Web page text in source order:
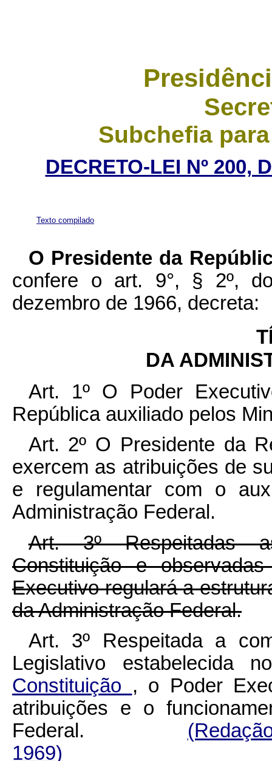
Subchefia
DECRETO-LEI Nº 200,
Texto compilado
O Presidente da
confere o art. 9°, § 2º,
dezembro de 1966, decreta:
DA
Art. 1º O Poder
República auxiliado pelos
Art. 2º O Presidente da
exercem as atribuições de
e regulamentar com o
Administração Federal.
Art. 3º Respeitadas
Constituição e
Executivo regulará a
da Administração Federal.
Art. 3º Respeitada a
Legislativo estabelecida
Constituição , o Poder
atribuições e o
Federal.
1969)